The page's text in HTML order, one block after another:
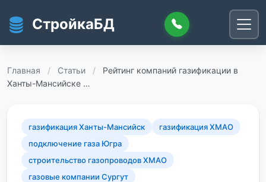
СтройкаБД
Главная / Статьи /
Рейтинг компаний газификации в
Ханты-Мансийске …
газификация Ханты-Мансийск
газификация ХМАО
подключение газа Югра
строительство газопроводов ХМАО
газовые компании Сургут